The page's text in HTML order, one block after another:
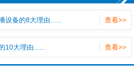
查看>>
设备的8大理由......
查看>>
10大理由......